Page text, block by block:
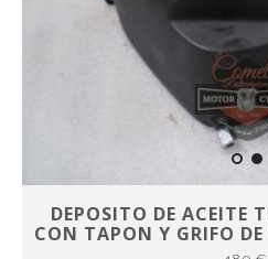
DEPOSITO DE ACEITE
CON TAPON Y GRIFO